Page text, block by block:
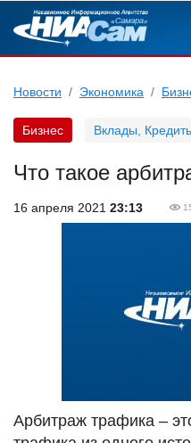
Новости Экономика
Бизнес Вклады,
Что такое
16 апреля 2021 23:13
Арбитраж трафика –